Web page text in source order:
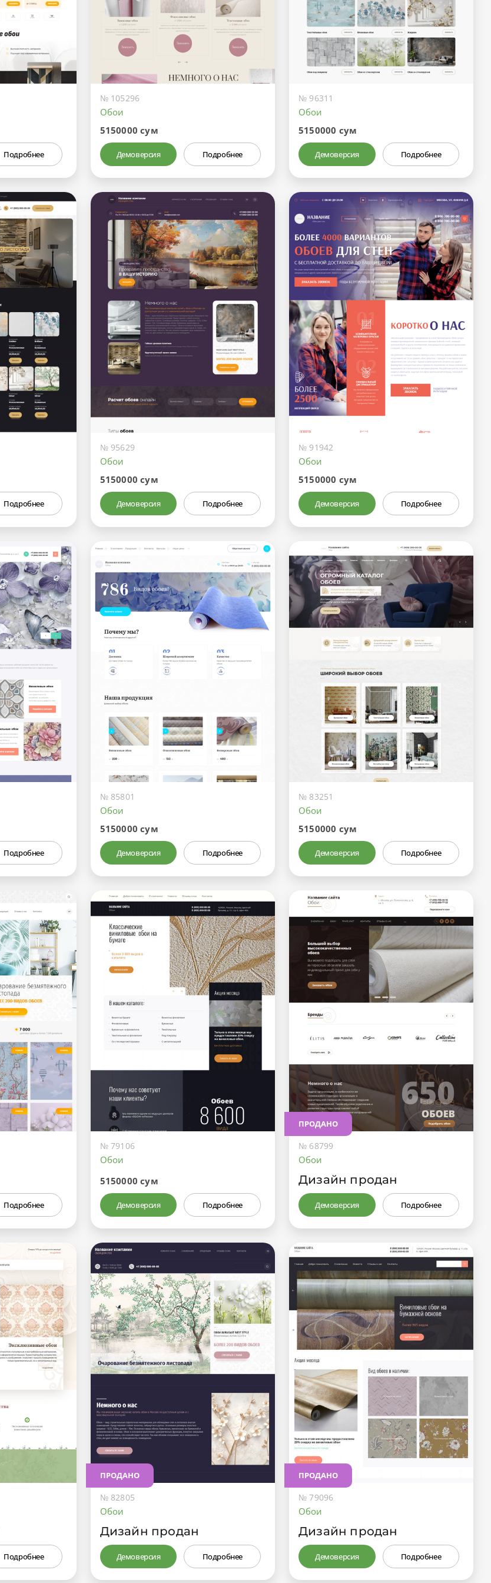
Подробнее
№ 105296
Обои
5150000 сум
Демоверсия Подробнее
№ 96311
Обои
5150000 сум
Демоверсия Подробнее
Подробнее
№ 95629
Обои
5150000 сум
Демоверсия Подробнее
№ 91942
Обои
5150000 сум
Демоверсия Подробнее
Подробнее
№ 85801
Обои
5150000 сум
Демоверсия Подробнее
№ 83251
Обои
5150000 сум
Демоверсия Подробнее
Подробнее
№ 79106
Обои
5150000 сум
Демоверсия Подробнее
ПРОДАНО
№ 68799
Обои
Дизайн продан
Демоверсия Подробнее
Подробнее
ПРОДАНО
№ 82805
Обои
Дизайн продан
Демоверсия Подробнее
ПРОДАНО
№ 79096
Обои
Дизайн продан
Демоверсия Подробнее